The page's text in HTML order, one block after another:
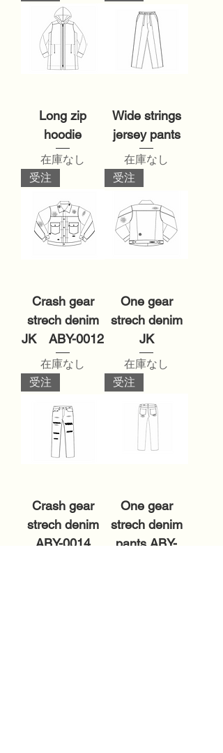
Long zip
hoodie
在庫なし
Wide strings
jersey pants
在庫なし
受注
Crash gear
strech denim
JK ABY-0012
在庫なし
受注
One gear
strech denim
JK
在庫なし
受注
Crash gear
strech denim
ABY-0014
受注
One gear
strech denim
pants ABY-